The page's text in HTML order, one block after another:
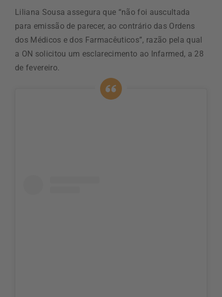
Liliana Sousa assegura que “não foi auscultada
para emissão de parecer, ao contrário das Ordens
dos Médicos e dos Farmacêuticos”, razão pela qual
a ON solicitou um esclarecimento ao Infarmed, a 28
de fevereiro.